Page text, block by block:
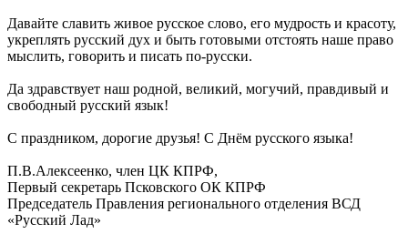
Давайте славить живое русское слово, его мудрость и красоту,
укреплять русский дух и быть готовыми отстоять наше право
мыслить, говорить и писать по-русски.
Да здравствует наш родной, великий, могучий, правдивый и
свободный русский язык!
С праздником, дорогие друзья! С Днём русского языка!
П.В.Алексеенко, член ЦК КПРФ,
Первый секретарь Псковского ОК КПРФ
Председатель Правления регионального отделения ВСД
«Русский Лад»